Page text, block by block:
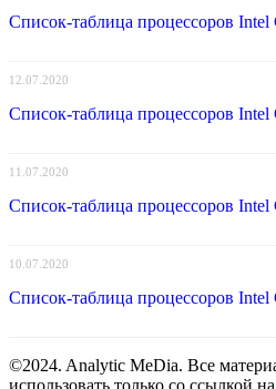
Список-таблица процессоров
12.07.2020
Список-таблица процессоров
11.07.2020
Список-таблица процессоров
10.07.2020
Список-таблица процессоров
©2024. Analytic MeDia. Все